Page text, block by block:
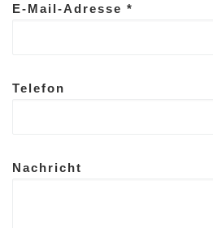
E-Mail-Adresse *
Telefon
Nachricht